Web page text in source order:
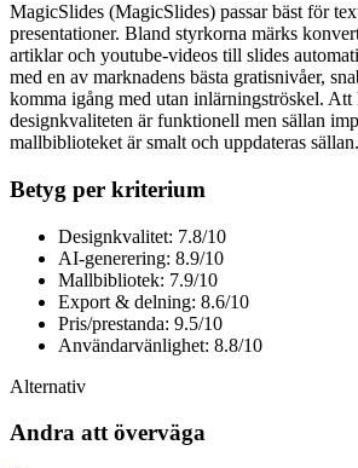
MagicSlides (MagicSlides) passar bäst för
presentationer. Bland styrkorna märks
artiklar och youtube-videos till slides
med en av marknadens bästa gratisnivåer,
komma igång med utan inlärningströskel. Att
designkvaliteten är funktionell men sällan
mallbiblioteket är smalt och uppdateras sällan.
Betyg per kriterium
Designkvalitet: 7.8/10
AI-generering: 8.9/10
Mallbibliotek: 7.9/10
Export & delning: 8.6/10
Pris/prestanda: 9.5/10
Användarvänlighet: 8.8/10
Alternativ
Andra att överväga